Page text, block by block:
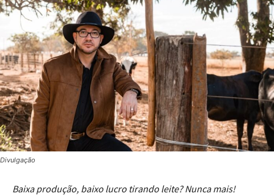
Divulgação
Baixa produção, baixo lucro tirando leite? Nunca mais!